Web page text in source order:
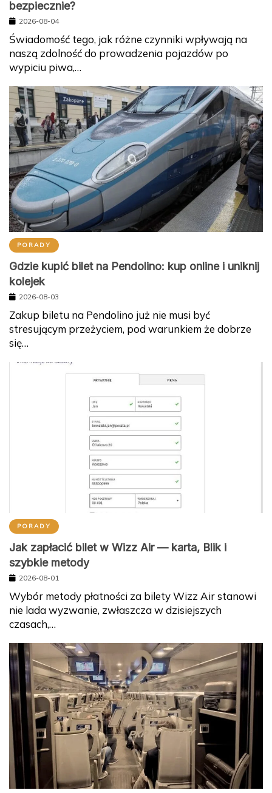
bezpiecznie?
2026-08-04
Świadomość tego, jak różne czynniki wpływają na
naszą zdolność do prowadzenia pojazdów po
wypiciu piwa,…
PORADY
Gdzie kupić bilet na Pendolino: kup online i uniknij
kolejek
2026-08-03
Zakup biletu na Pendolino już nie musi być
stresującym przeżyciem, pod warunkiem że dobrze
się…
PORADY
Jak zapłacić bilet w Wizz Air — karta, Blik i
szybkie metody
2026-08-01
Wybór metody płatności za bilety Wizz Air stanowi
nie lada wyzwanie, zwłaszcza w dzisiejszych
czasach,…